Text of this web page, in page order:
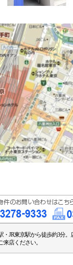
・JR東京駅から徒歩約3分。
店ください。